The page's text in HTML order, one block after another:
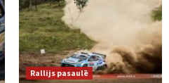
Rallijs pasaulē